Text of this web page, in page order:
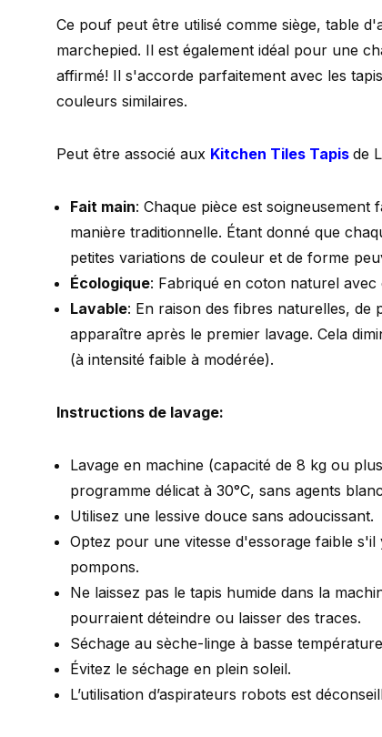
Ce pouf peut être utilisé comme siège, table
marchepied. Il est également idéal pour une
affirmé! Il s'accorde parfaitement avec les
couleurs similaires.
Peut être associé aux Kitchen Tiles Tapis de
Fait main: Chaque pièce est soigneusement
manière traditionnelle. Étant donné que
petites variations de couleur et de forme
Écologique: Fabriqué en coton naturel
Lavable: En raison des fibres naturelles, de
apparaître après le premier lavage. Cela
(à intensité faible à modérée).
Instructions de lavage:
Lavage en machine (capacité de 8 kg ou
programme délicat à 30°C, sans agents
Utilisez une lessive douce sans adoucissant.
Optez pour une vitesse d'essorage faible
pompons.
Ne laissez pas le tapis humide dans la
pourraient déteindre ou laisser des traces.
Séchage au sèche-linge à basse
Évitez le séchage en plein soleil.
L’utilisation d’aspirateurs robots est